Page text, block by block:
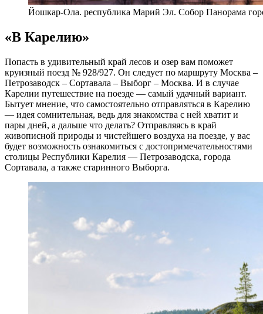
Йошкар-Ола. республика Марий Эл. Собор Панорама
«В Карелию»
Попасть в удивительный край лесов и озер вам поможет
круизный поезд № 928/927. Он следует по маршруту Москва –
Петрозаводск – Сортавала – Выборг – Москва. И в случае
Карелии путешествие на поезде — самый удачный вариант.
Бытует мнение, что самостоятельно отправляться в Карелию
— идея сомнительная, ведь для знакомства с ней хватит и
пары дней, а дальше что делать? Отправляясь в край
живописной природы и чистейшего воздуха на поезде, у вас
будет возможность ознакомиться с достопримечательностями
столицы Республики Карелия — Петрозаводска, города
Сортавала, а также старинного Выборга.